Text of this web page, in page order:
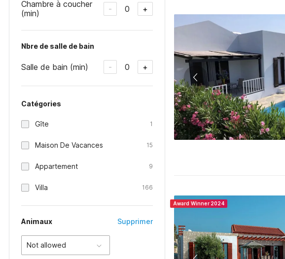
Chambre à coucher
(min)
- 0 +
Nbre de salle de bain
Salle de bain (min) - 0 +
Catégories
Gîte 1
Maison De Vacances 15
Appartement 9
Villa 166
Animaux Supprimer
Not allowed
Award Winner 2024